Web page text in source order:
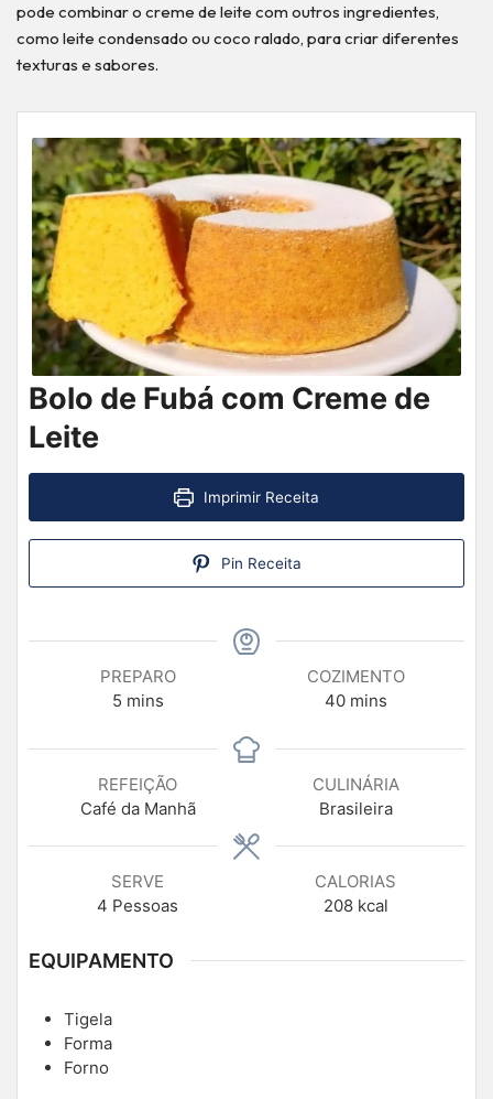
pode combinar o creme de leite com outros ingredientes,
como leite condensado ou coco ralado, para criar diferentes
texturas e sabores.
Bolo de Fubá com Creme de
Leite
Imprimir Receita
Pin Receita
PREPARO
5 mins
COZIMENTO
40 mins
REFEIÇÃO
Café da Manhã
CULINÁRIA
Brasileira
SERVE
4 Pessoas
CALORIAS
208 kcal
EQUIPAMENTO
Tigela
Forma
Forno